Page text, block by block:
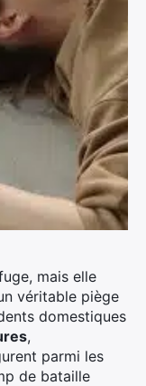
mais elle
véritable piège
domestiques
,
parmi les
de bataille